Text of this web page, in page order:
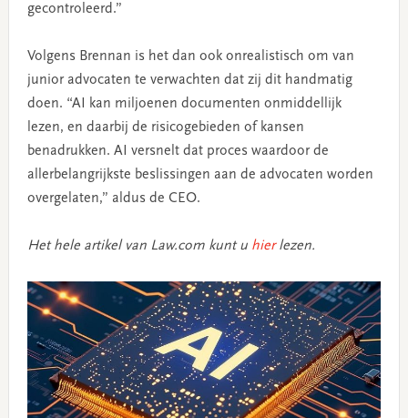
gecontroleerd.”
Volgens Brennan is het dan ook onrealistisch om van
junior advocaten te verwachten dat zij dit handmatig
doen. “AI kan miljoenen documenten onmiddellijk
lezen, en daarbij de risicogebieden of kansen
benadrukken. AI versnelt dat proces waardoor de
allerbelangrijkste beslissingen aan de advocaten worden
overgelaten,” aldus de CEO.
Het hele artikel van Law.com kunt u hierlezen.